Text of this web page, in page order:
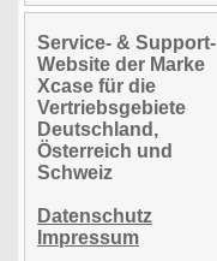
Service- & Support-
Website der Marke
Xcase für die
Vertriebsgebiete
Deutschland,
Österreich und
Schweiz
Datenschutz
Impressum